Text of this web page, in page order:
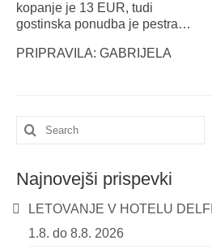
kopanje je 13 EUR, tudi
gostinska ponudba je pestra…
PRIPRAVILA: GABRIJELA
Search
for:
Najnovejši prispevki
LETOVANJE V HOTELU
1.8. do 8.8. 2026